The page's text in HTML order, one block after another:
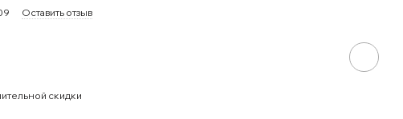
Оставить отзыв
скидки